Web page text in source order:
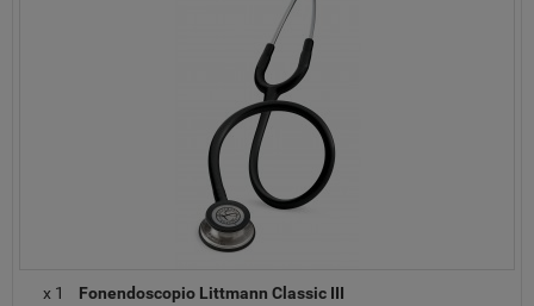
x 1 Fonendoscopio Littmann Classic III